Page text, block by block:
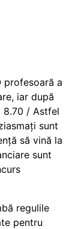
profesoară a
iar după
8.70 / Astfel
sunt
să vină la
sunt
regulile
pentru